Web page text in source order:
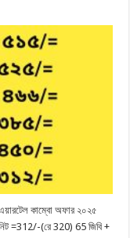
কাম্বো অফার ২০২৫
=312/-(রে 320) 65 জিবি +